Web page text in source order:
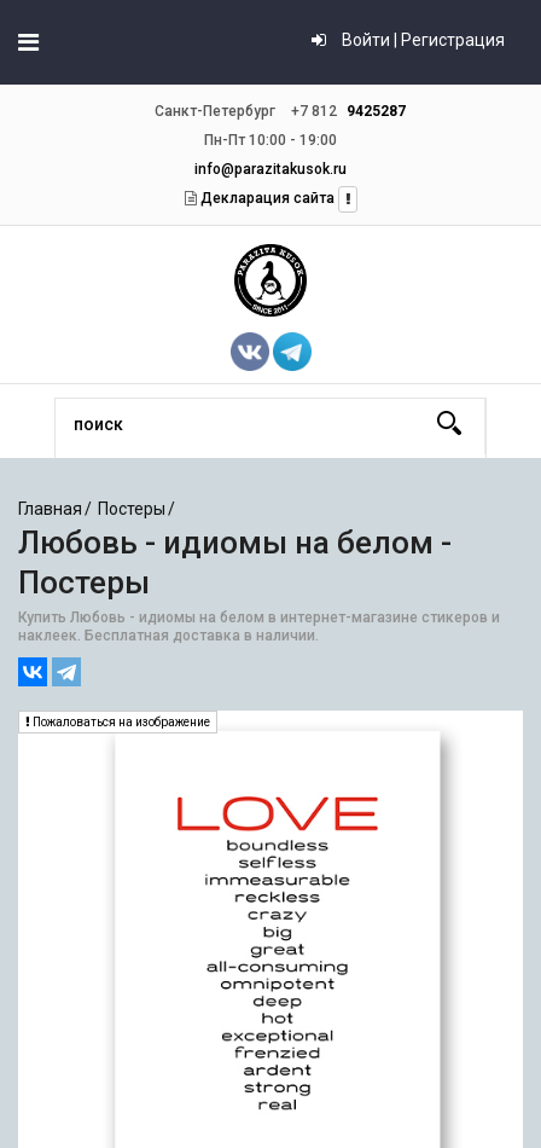
Войти | Регистрация
Санкт-Петербург +7 812
9425287
Пн-Пт 10:00 - 19:00
info@parazitakusok.ru
Декларация сайта
Главная Постеры
Любовь - идиомы на белом -
Постеры
Купить Любовь - идиомы на белом в интернет-магазине стикеров и
наклеек. Бесплатная доставка в наличии.
Пожаловаться на изображение